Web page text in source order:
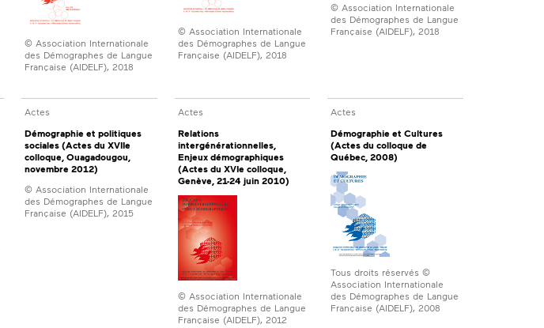
© Association Internationale
des Démographes de Langue
Française (AIDELF), 2018
© Association Internationale
des Démographes de Langue
Française (AIDELF), 2018
© Association Internationale
des Démographes de Langue
Française (AIDELF), 2018
Actes
Démographie et politiques
sociales (Actes du XVIIe
colloque, Ouagadougou,
novembre 2012)
© Association Internationale
des Démographes de Langue
Française (AIDELF), 2015
Actes
Relations
intergénérationnelles,
Enjeux démographiques
(Actes du XVIe colloque,
Genève, 21-24 juin 2010)
© Association Internationale
des Démographes de Langue
Française (AIDELF), 2012
Actes
Démographie et Cultures
(Actes du colloque de
Québec, 2008)
Tous droits réservés ©
Association Internationale
des Démographes de Langue
Française (AIDELF), 2008